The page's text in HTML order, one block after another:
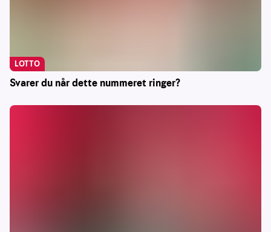
Svarer du når dette nummeret ringer?
LOTTO